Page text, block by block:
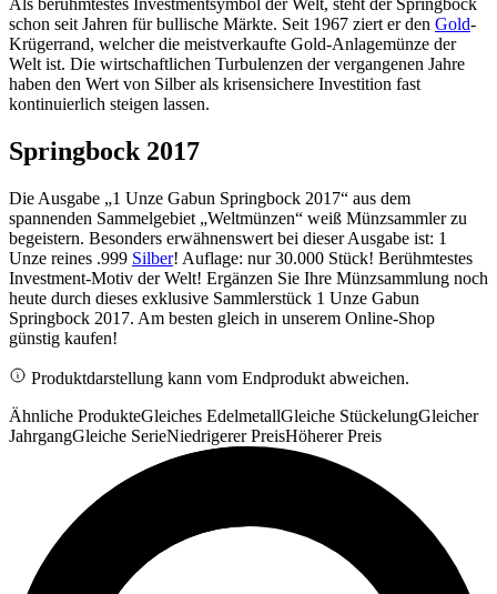
schon seit Jahren für bullische Märkte. Seit 1967 ziert er den Gold-
Krügerrand, welcher die meistverkaufte Gold-Anlagemünze der
Welt ist. Die wirtschaftlichen Turbulenzen der vergangenen Jahre
haben den Wert von Silber als krisensichere Investition fast
kontinuierlich steigen lassen.
Springbock 2017
Die Ausgabe „1 Unze Gabun Springbock 2017“ aus dem
spannenden Sammelgebiet „Weltmünzen“ weiß Münzsammler zu
begeistern. Besonders erwähnenswert bei dieser Ausgabe ist: 1
Unze reines .999 Silber! Auflage: nur 30.000 Stück! Berühmtestes
Investment-Motiv der Welt! Ergänzen Sie Ihre Münzsammlung noch
heute durch dieses exklusive Sammlerstück 1 Unze Gabun
Springbock 2017. Am besten gleich in unserem Online-Shop
günstig kaufen!
Produktdarstellung kann vom Endprodukt abweichen.
Ähnliche ProdukteGleiches EdelmetallGleiche StückelungGleicher
JahrgangGleiche SerieNiedrigerer PreisHöherer Preis